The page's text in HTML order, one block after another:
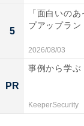
す。
5
「面白いの
プアップラン
2026/08/03
PR
事例から学ぶ
KeeperSecurity